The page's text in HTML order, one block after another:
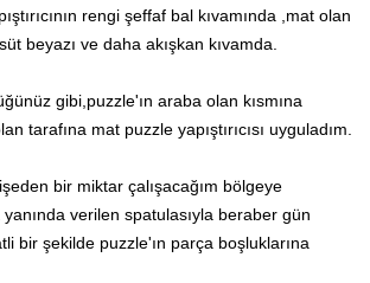
rengi şeffaf bal kıvamında ,mat olan
süt beyazı ve daha akışkan kıvamda.
gibi,puzzle'ın araba olan kısmına
tarafına mat puzzle yapıştırıcısı uyguladım.
bir miktar çalışacağım bölgeye
verilen spatulasıyla beraber gün
bir şekilde puzzle'ın parça boşluklarına